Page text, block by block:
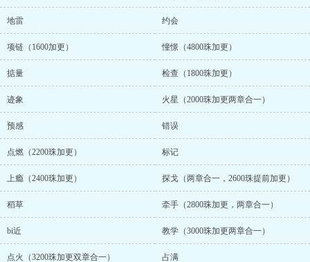
地雷 约会
项链（1600加更） 憧憬（4800珠加更）
掂量 检查（1800珠加更）
迹象 火星（2000珠加更两章合一）
预感 错误
点燃（2200珠加更） 标记
上瘾（2400珠加更） 探戈（两章合一，2600珠提前加更）
稻草 牵手（2800珠加更，两章合一）
bi近 教学（3000珠加更两章合一）
点火（3200珠加更双章合一） 占满